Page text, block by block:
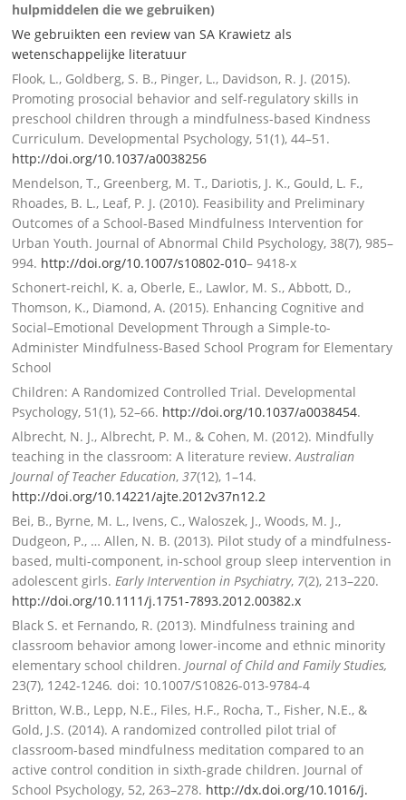
hulpmiddelen die we gebruiken)
We gebruikten een review van SA Krawietz als
wetenschappelijke literatuur
Flook, L., Goldberg, S. B., Pinger, L., Davidson, R. J. (2015).
Promoting prosocial behavior and self-regulatory skills in
preschool children through a mindfulness-based Kindness
Curriculum. Developmental Psychology, 51(1), 44–51.
http://doi.org/10.1037/a0038256
Mendelson, T., Greenberg, M. T., Dariotis, J. K., Gould, L. F.,
Rhoades, B. L., Leaf, P. J. (2010). Feasibility and Preliminary
Outcomes of a School-Based Mindfulness Intervention for
Urban Youth. Journal of Abnormal Child Psychology, 38(7), 985–
994. http://doi.org/10.1007/s10802-010– 9418-x
Schonert-reichl, K. a, Oberle, E., Lawlor, M. S., Abbott, D.,
Thomson, K., Diamond, A. (2015). Enhancing Cognitive and
Social–Emotional Development Through a Simple-to-
Administer Mindfulness-Based School Program for Elementary
School
Children: A Randomized Controlled Trial. Developmental
Psychology, 51(1), 52–66. http://doi.org/10.1037/a0038454.
Albrecht, N. J., Albrecht, P. M., & Cohen, M. (2012). Mindfully
teaching in the classroom: A literature review.Australian
Journal of Teacher Education,37(12), 1–14.
http://doi.org/10.14221/ajte.2012v37n12.2
Bei, B., Byrne, M. L., Ivens, C., Waloszek, J., Woods, M. J.,
Dudgeon, P., … Allen, N. B. (2013). Pilot study of a mindfulness-
based, multi-component, in-school group sleep intervention in
adolescent girls.Early Intervention in Psychiatry, 7(2), 213–220.
http://doi.org/10.1111/j.1751-7893.2012.00382.x
Black S. et Fernando, R. (2013). Mindfulness training and
classroom behavior among lower-income and ethnic minority
elementary school children.Journal of Child and Family Studies,
23(7), 1242-1246. doi: 10.1007/S10826-013-9784-4
Britton, W.B., Lepp, N.E., Files, H.F., Rocha, T., Fisher, N.E., &
Gold, J.S. (2014). A randomized controlled pilot trial of
classroom-based mindfulness meditation compared to an
active control condition in sixth-grade children. Journal of
School Psychology, 52, 263–278. http://dx.doi.org/10.1016/j.